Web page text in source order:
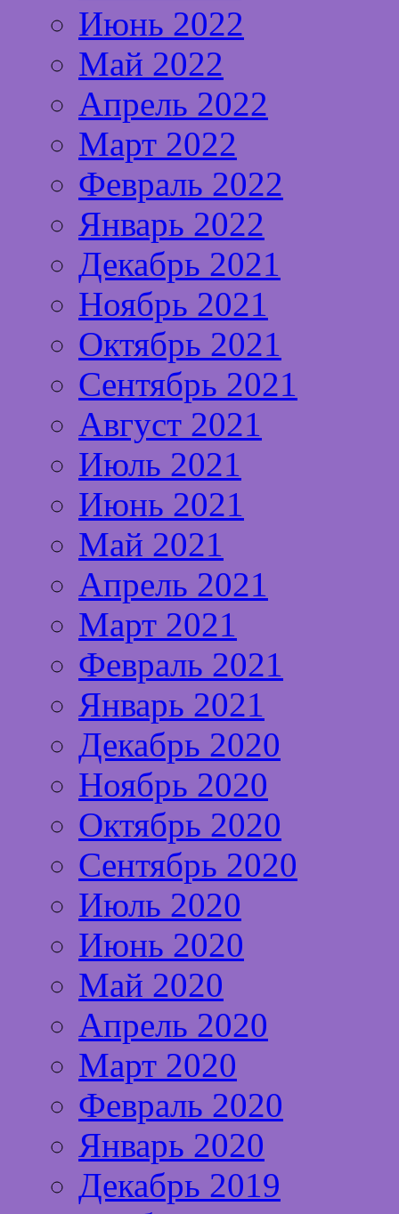
Июнь 2022
Май 2022
Апрель 2022
Март 2022
Февраль 2022
Январь 2022
Декабрь 2021
Ноябрь 2021
Октябрь 2021
Сентябрь 2021
Август 2021
Июль 2021
Июнь 2021
Май 2021
Апрель 2021
Март 2021
Февраль 2021
Январь 2021
Декабрь 2020
Ноябрь 2020
Октябрь 2020
Сентябрь 2020
Июль 2020
Июнь 2020
Май 2020
Апрель 2020
Март 2020
Февраль 2020
Январь 2020
Декабрь 2019